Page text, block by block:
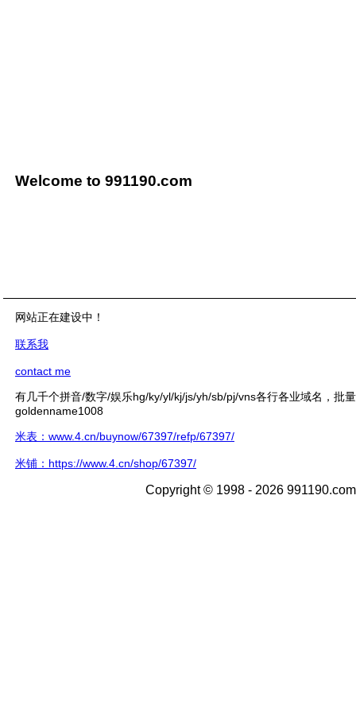
Welcome to 991190.com
网站正在建设中！
联系我
contact me
有几千个拼音/数字/娱乐hg/ky/yl/kj/js/yh/sb/pj/vns各行各业域名，批
goldenname1008
米表：www.4.cn/buynow/67397/refp/67397/
米铺：https://www.4.cn/shop/67397/
Copyright © 1998 - 2026